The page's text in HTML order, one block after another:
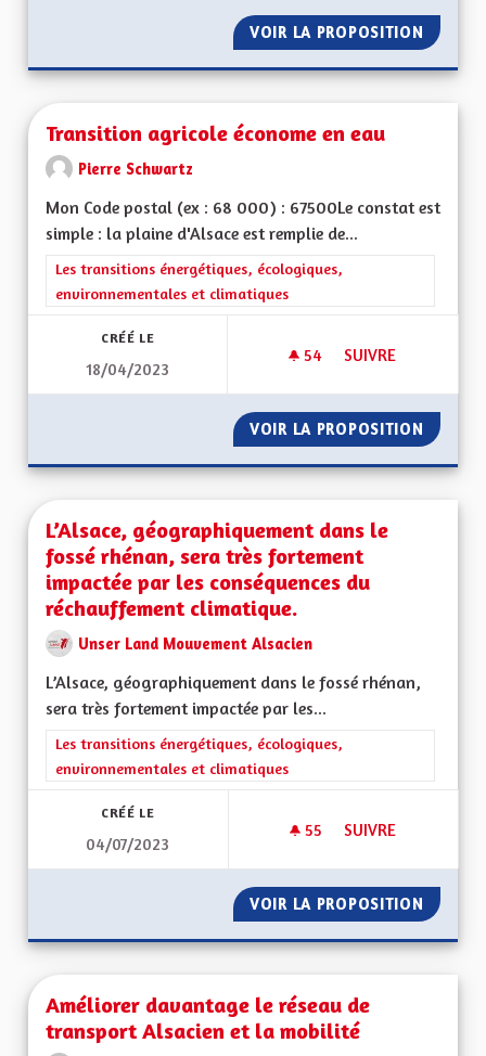
VOIR LA PROPOSITION UNE
Transition agricole économe en eau
Pierre Schwartz
Mon Code postal (ex : 68 000) : 67500Le constat est
simple : la plaine d'Alsace est remplie de...
Filtrer les résultats de la catégorie : Les transitions
Les transitions énergétiques, écologiques,
environnementales et climatiques
CRÉÉ LE
18/04/2023
54 54 ABONNÉS
SUIVRE
VOIR LA PROPOSITION
L’Alsace, géographiquement dans le
fossé rhénan, sera très fortement
impactée par les conséquences du
réchauffement climatique.
Unser Land Mouvement Alsacien
L’Alsace, géographiquement dans le fossé rhénan,
sera très fortement impactée par les...
Filtrer les résultats de la catégorie : Les transitions
Les transitions énergétiques, écologiques,
environnementales et climatiques
CRÉÉ LE
04/07/2023
55 55 ABONNÉS
SUIVRE
VOIR LA PROPOSITION
Améliorer davantage le réseau de
transport Alsacien et la mobilité